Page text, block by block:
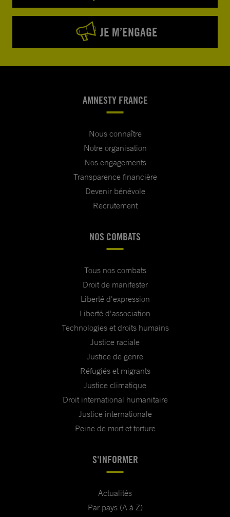
JE M’ENGAGE
AMNESTY FRANCE
Nous connaître
Notre organisation
Nos engagements
Transparence financière
Devenir bénévole
Recrutement
NOS COMBATS
Tous nos combats
Droit de manifester
Liberté d'expression
Liberté d'association
Technologies et droits humains
Justice raciale
Justice de genre
Réfugiés et migrants
Justice climatique
Droit international humanitaire
Justice internationale
Peine de mort et torture
S'INFORMER
Actualités
Par pays (A à Z)